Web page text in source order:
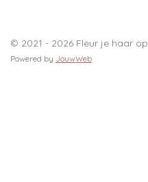
© 2021 - 2026 Fleur je haar op
Powered by JouwWeb